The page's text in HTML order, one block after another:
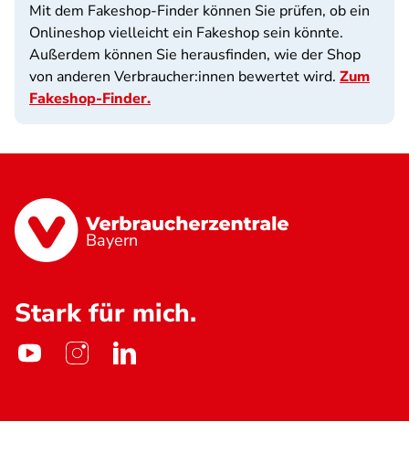
Mit dem Fakeshop-Finder können Sie prüfen, ob ein
Onlineshop vielleicht ein Fakeshop sein könnte.
Außerdem können Sie herausfinden, wie der Shop
von anderen Verbraucher:innen bewertet wird. Zum
Fakeshop-Finder.
Bayern
Stark für mich.